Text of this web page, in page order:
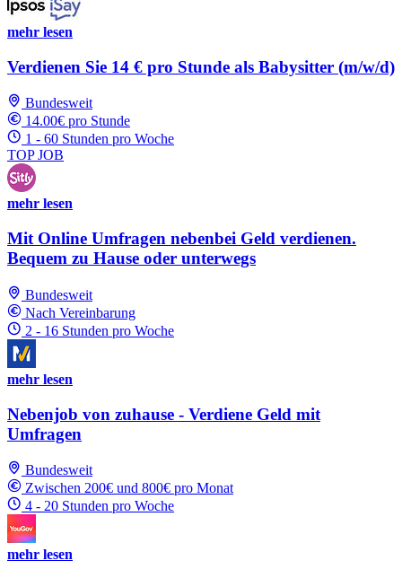
mehr lesen
Verdienen Sie 14 € pro Stunde als Babysitter (m/w/d)
Bundesweit
14.00€ pro Stunde
1 - 60 Stunden pro Woche
TOP JOB
mehr lesen
Mit Online Umfragen nebenbei Geld verdienen.
Bequem zu Hause oder unterwegs
Bundesweit
Nach Vereinbarung
2 - 16 Stunden pro Woche
mehr lesen
Nebenjob von zuhause - Verdiene Geld mit
Umfragen
Bundesweit
Zwischen 200€ und 800€ pro Monat
4 - 20 Stunden pro Woche
mehr lesen